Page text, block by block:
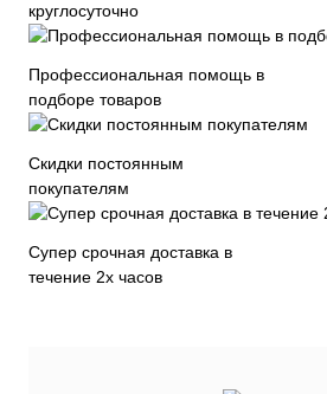
круглосуточно
Профессиональная помощь в
подборе товаров
Скидки постоянным
покупателям
Супер срочная доставка в
течение 2х часов